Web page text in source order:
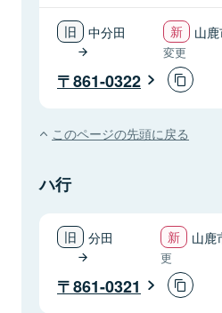
中分田 山
変更
861-0322
このページの先頭に戻る
ハ行
分田 山鹿
更
861-0321